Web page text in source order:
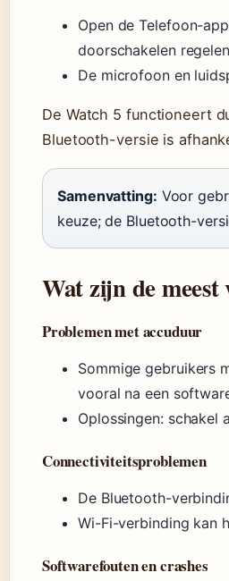
Open de Telefoon-
doorschakelen
De microfoon en
De Watch 5 functioneert
Bluetooth-versie is
Samenvatting: Voor
keuze; de Bluetooth-
Wat zijn de
Problemen met accuduur
Sommige gebruikers
vooral na een
Oplossingen: schakel
Connectiviteitsproblemen
De Bluetooth-
Wi-Fi-verbinding kan
Softwarefouten en crashes